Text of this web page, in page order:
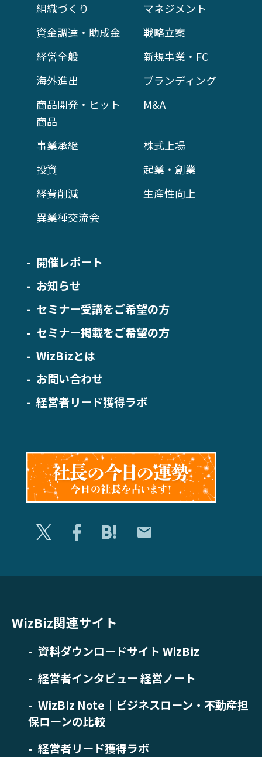
組織づくり
マネジメント
資金調達・助成金
戦略立案
経営全般
新規事業・FC
海外進出
ブランディング
商品開発・ヒット
商品
M&A
事業承継
株式上場
投資
起業・創業
経費削減
生産性向上
異業種交流会
開催レポート
お知らせ
セミナー受講をご希望の方
セミナー掲載をご希望の方
WizBizとは
お問い合わせ
経営者リード獲得ラボ
WizBiz関連サイト
資料ダウンロードサイト WizBiz
経営者インタビュー 経営ノート
WizBiz Note｜ビジネスローン・不動産担
保ローンの比較
経営者リード獲得ラボ